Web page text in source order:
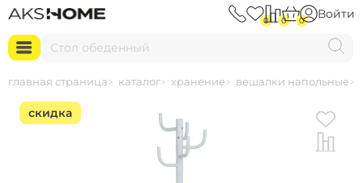
0 0 0 Войти
Ст ол обеденный
главная страница каталог хранение вешалки напольные
скидка